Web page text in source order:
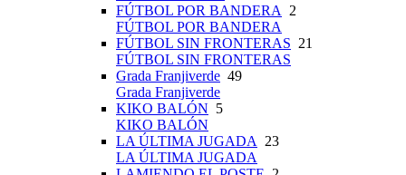
FÚTBOL POR BANDERA
2
FÚTBOL POR BANDERA
FÚTBOL SIN FRONTERAS 21
FÚTBOL SIN FRONTERAS
Grada Franjiverde 49
Grada Franjiverde
KIKO BALÓN 5
KIKO BALÓN
LA ÚLTIMA JUGADA
23
LA ÚLTIMA JUGADA